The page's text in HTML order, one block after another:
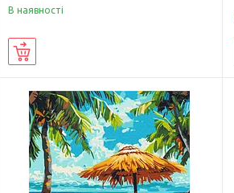
В наявності